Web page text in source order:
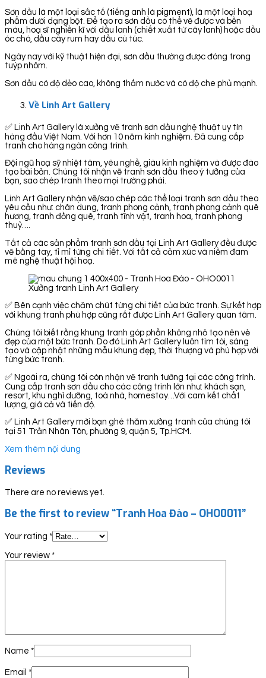
Sơn dầu là một loại sắc tố (tiếng anh là pigment), là một loại hoạ
phẩm dưới dạng bột. Để tạo ra sơn dầu có thể vẽ được và bền
màu, hoạ sĩ nghiền kĩ với dầu lanh (chiết xuất từ cây lanh) hoặc dầu
óc chó, dầu cây rum hay dầu cù túc.
Ngày nay với kỹ thuật hiện đại, sơn dầu thường được đóng trong
tuýp nhôm.
Sơn dầu có độ dẻo cao, không thấm nước và có độ che phủ mạnh.
Về Linh Art Gallery
✅ Linh Art Gallery là xưởng vẽ tranh sơn dầu nghệ thuật uy tín
hàng đầu Việt Nam. Với hơn 10 năm kinh nghiệm. Đã cung cấp
tranh cho hàng ngàn công trình.
Đội ngũ hoạ sỹ nhiệt tâm, yêu nghề, giàu kinh nghiệm và được đào
tạo bài bản. Chúng tôi nhận vẽ tranh sơn dầu theo ý tưởng của
bạn, sao chép tranh theo mọi trường phái.
Linh Art Gallery nhận vẽ/sao chép các thể loại tranh sơn dầu theo
yêu cầu như: chân dung, tranh phong cảnh, tranh phong cảnh quê
hương, tranh đồng quê, tranh tĩnh vật, tranh hoa, tranh phong
thuỷ….
Tất cả các sản phẩm tranh sơn dầu tại Linh Art Gallery đều được
vẽ bằng tay, tỉ mỉ từng chi tiết. Với tất cả cảm xúc và niềm đam
mê nghệ thuật hội hoạ.
Xưởng tranh Linh Art Gallery
✅ Bên cạnh việc chăm chút từng chi tiết của bức tranh. Sự kết hợp
với khung tranh phù hợp cũng rất được Linh Art Gallery quan tâm.
Chúng tôi biết rằng khung tranh góp phần không nhỏ tạo nên vẻ
đẹp của một bức tranh. Do đó Linh Art Gallery luôn tìm tòi, sáng
tạo và cập nhật những mẫu khung đẹp, thời thượng và phù hợp với
từng bức tranh.
✅ Ngoài ra, chúng tôi còn nhận vẽ tranh tường tại các công trình.
Cung cấp tranh sơn dầu cho các công trình lớn như: khách sạn,
resort, khu nghỉ dưỡng, toà nhà, homestay…Với cam kết chất
lượng, giá cả và tiến độ.
✅ Linh Art Gallery mời bạn ghé thăm xưởng tranh của chúng tôi
tại 51 Trần Nhân Tôn, phường 9, quận 5, Tp.HCM.
Xem thêm nội dung
Reviews
There are no reviews yet.
Be the first to review “Tranh Hoa Đào – OHO0011”
Your rating *
Your review *
Name *
Email *